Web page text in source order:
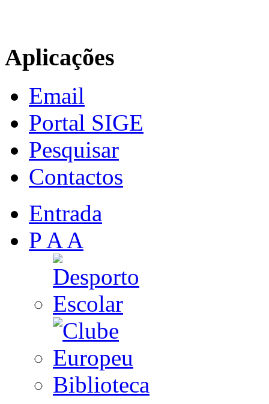
Aplicações
Email
Portal SIGE
Pesquisar
Contactos
Entrada
P A A
Biblioteca